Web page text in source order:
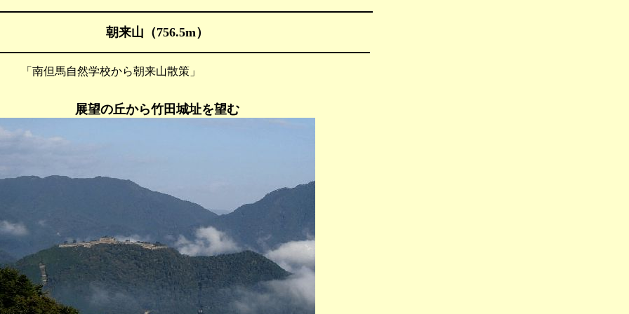
朝来山（756.5m）
南但馬自然学校から朝来山散策」
展望の丘から竹田城址を望む